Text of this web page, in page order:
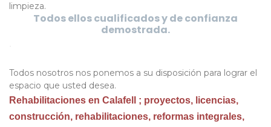
limpieza.
Todos ellos cualificados y de confianza
demostrada.
Todos nosotros nos ponemos a su disposición para lograr el
espacio que usted desea.
Rehabilitaciones en Calafell ; proyectos, licencias,
construcción, rehabilitaciones, reformas integrales,